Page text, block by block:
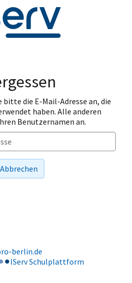
die E-Mail-Adresse an, die
haben. Alle anderen
Benutzernamen an.
Abbrechen
berlin.de
IServ Schulplattform